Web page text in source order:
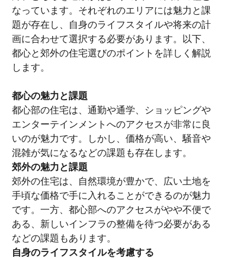
なっています。それぞれのエリアには魅力と課
題が存在し、自身のライフスタイルや将来の計
画に合わせて選択する必要があります。以下、
都心と郊外の住宅選びのポイントを詳しく解説
します。
都心の魅力と課題
都心部の住宅は、通勤や通学、ショッピングや
エンターテインメントへのアクセスが非常に良
いのが魅力です。しかし、価格が高い、騒音や
混雑が気になるなどの課題も存在します。
郊外の魅力と課題
郊外の住宅は、自然環境が豊かで、広い土地を
手頃な価格で手に入れることができるのが魅力
です。一方、都心部へのアクセスがやや不便で
ある、新しいインフラの整備を待つ必要がある
などの課題もあります。
自身のライフスタイルを考慮する